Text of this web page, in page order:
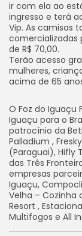
ir com ela ao
ingresso e terá
Vip. As camisas
comercializadas
de R$ 70,00.
Terão acesso
mulheres,
acima de 65
O Foz do Iguaçu
Iguaçu para o
patrocínio da
Palladium ,
(Paraguai), Hifly
das Três
empresas
Iguaçu,
Velha – Cozinha
Resort ,
Multifogos e All